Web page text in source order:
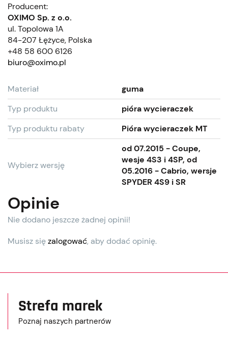
Producent:
OXIMO Sp. z o.o.
ul. Topolowa 1A
84-207 Łężyce, Polska
+48 58 600 6126
biuro@oximo.pl
Materiał
guma
Typ produktu
pióra wycieraczek
Typ produktu rabaty
Pióra wycieraczek MT
Wybierz wersję
od 07.2015 - Coupe,
wesje 4S3 i 4SP, od
05.2016 - Cabrio, wersje
SPYDER 4S9 i SR
Opinie
Nie dodano jeszcze żadnej opinii!
Musisz sięzalogować, aby dodać opinię.
Strefa marek
Poznaj naszych partnerów